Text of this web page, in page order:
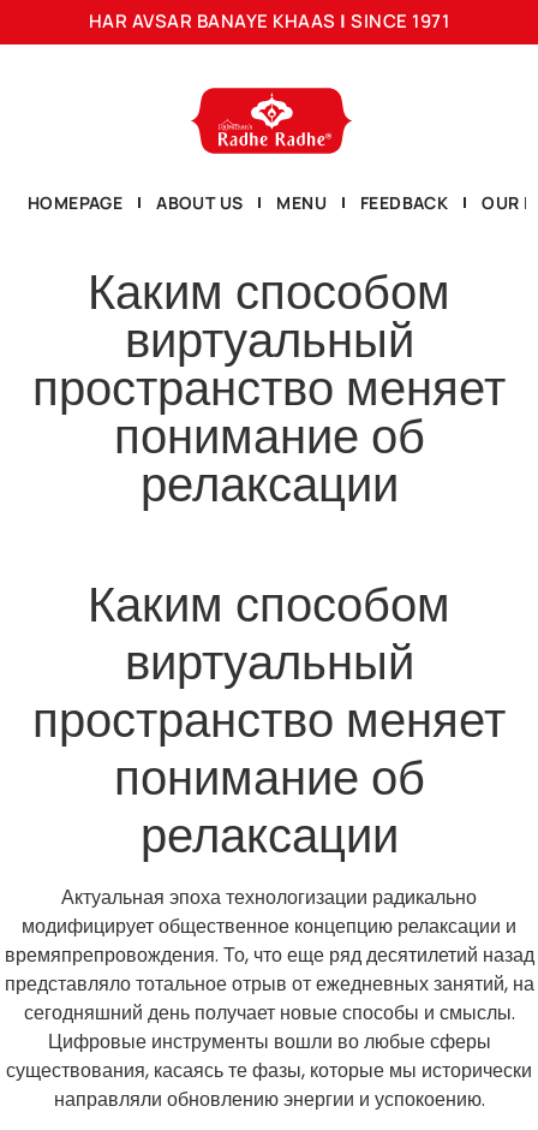
HAR AVSAR BANAYE KHAAS | SINCE 1971
HOMEPAGE ABOUT US MENU FEEDBACK OUR
Каким способом
виртуальный
пространство меняет
понимание об
релаксации
Каким способом
виртуальный
пространство меняет
понимание об
релаксации
Актуальная эпоха технологизации радикально
модифицирует общественное концепцию релаксации и
времяпрепровождения. То, что еще ряд десятилетий назад
представляло тотальное отрыв от ежедневных занятий, на
сегодняшний день получает новые способы и смыслы.
Цифровые инструменты вошли во любые сферы
существования, касаясь те фазы, которые мы исторически
направляли обновлению энергии и успокоению.